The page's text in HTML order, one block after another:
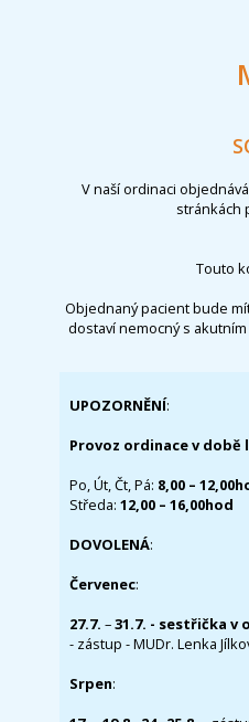
V naší ordinaci
stránkách
Touto
Objednaný pacient bude
dostaví nemocný s
UPOZORNĚNÍ:
Provoz ordinace v době
Po, Út, Čt, Pá: 8,00 –
Středa: 12,00 – 16,00hod
DOVOLENÁ:
Červenec:
27.7. –31.7. - sestřička v
- zástup - MUDr. Lenka
Srpen: